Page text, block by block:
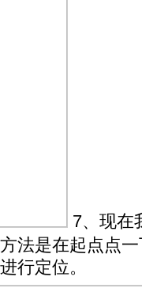
7、现在
法是在起点点
行定位。